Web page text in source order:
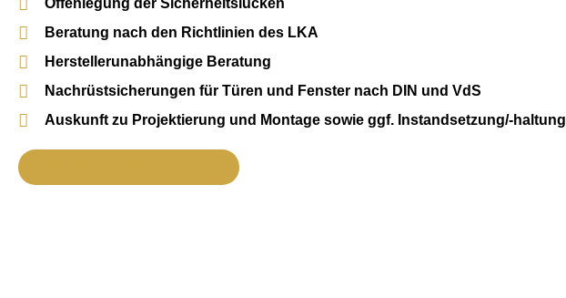
Offenlegung der Sicherheitslücken
Beratung nach den Richtlinien des LKA
Herstellerunabhängige Beratung
Nachrüstsicherungen für Türen und Fenster nach DIN und VdS
Auskunft zu Projektierung und Montage sowie ggf. Instandsetzung/-haltung